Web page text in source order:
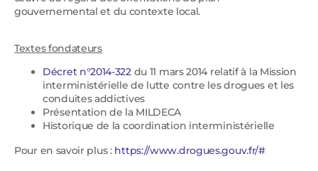
gouvernemental et du contexte local.
Textes fondateurs
Décret n°2014-322du 11 mars 2014 relatif à la Mission
interministérielle de lutte contre les drogues et les
conduites addictives
Présentation de la MILDECA
Historique de la coordination interministérielle
Pour en savoir plus : https://www.drogues.gouv.fr/#